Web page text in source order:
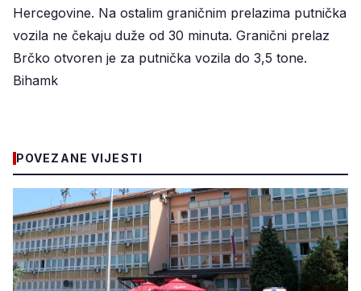
Hercegovine. Na ostalim graničnim prelazima putnička
vozila ne čekaju duže od 30 minuta. Granični prelaz
Brčko otvoren je za putnička vozila do 3,5 tone.
Bihamk
POVEZANE VIJESTI